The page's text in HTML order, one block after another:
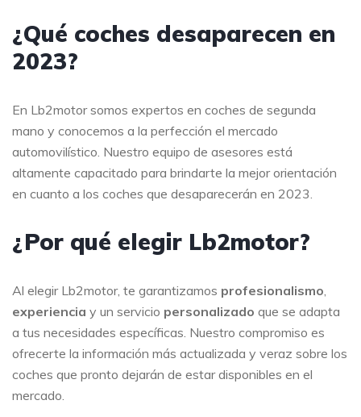
¿Qué coches desaparecen en
2023?
En Lb2motor somos expertos en coches de segunda
mano y conocemos a la perfección el mercado
automovilístico. Nuestro equipo de asesores está
altamente capacitado para brindarte la mejor orientación
en cuanto a los coches que desaparecerán en 2023.
¿Por qué elegir Lb2motor?
Al elegir Lb2motor, te garantizamos profesionalismo,
experiencia y un servicio personalizado que se adapta
a tus necesidades específicas. Nuestro compromiso es
ofrecerte la información más actualizada y veraz sobre los
coches que pronto dejarán de estar disponibles en el
mercado.